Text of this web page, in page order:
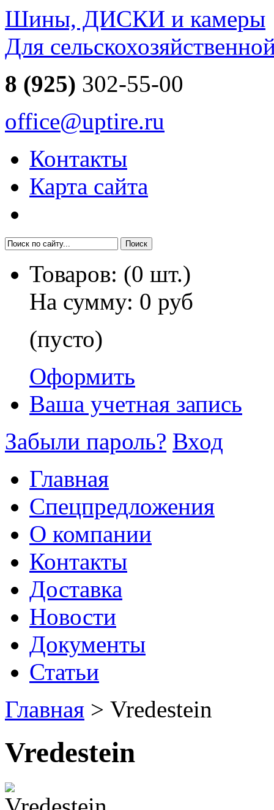
Шины, ДИСКИ и камеры
Для
8 (925) 302-55-00
office@uptire.ru
Контакты
Карта сайта
Товаров: (0 шт.)
На сумму: 0 руб
(пусто)
Оформить
Ваша учетная запись
Забыли пароль? Вход
Главная
Спецпредложения
О компании
Контакты
Доставка
Новости
Документы
Статьи
Главная > Vredestein
Vredestein